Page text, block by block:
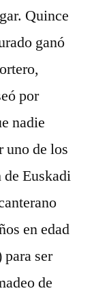
Quince
ganó
por
nadie
uno de los
de Euskadi
en edad
ser
de